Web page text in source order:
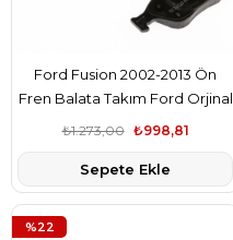
Ford Fusion 2002-2013 Ön
Fren Balata Takım Ford Orjinal
Marka MEYS6J2K021DF
₺998,81
₺1.273,00
Sepete Ekle
%22